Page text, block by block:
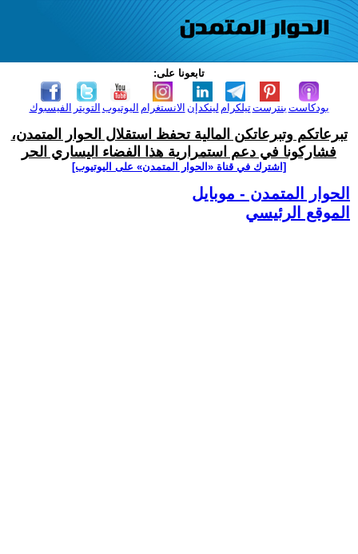
تابعونا على:
الفيسبوك التويتر اليوتيوب الانستغرام لينكدإن تيلكرامبنترست بودكاست
تبرعاتكم وتبرعاتكن المالية تحفظ استقلال الحوار المتمدن،
فشاركونا في دعم استمرارية هذا الفضاء اليساري الحر
[اشترك في قناة ‫«الحوار المتمدن» على اليوتيوب]
الحوار المتمدن - موبايل
الموقع الرئيسي